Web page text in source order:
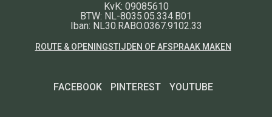
KvK: 09085610
BTW: NL-8035.05.334.B01
Iban: NL30.RABO.0367.9102.33
ROUTE & OPENINGSTIJDEN OF AFSPRAAK MAKEN
FACEBOOK PINTEREST YOUTUBE